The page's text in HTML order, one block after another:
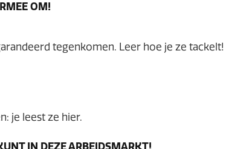
OM!
tegenkomen. Leer hoe je ze tackelt!
je leest ze hier.